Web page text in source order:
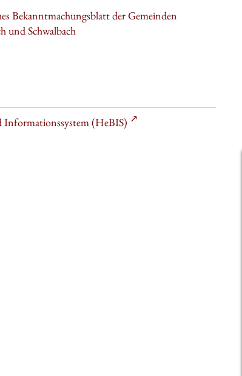
Bekanntmachungsblatt der Gemeinden
und Schwalbach
Informationssystem (HeBIS)